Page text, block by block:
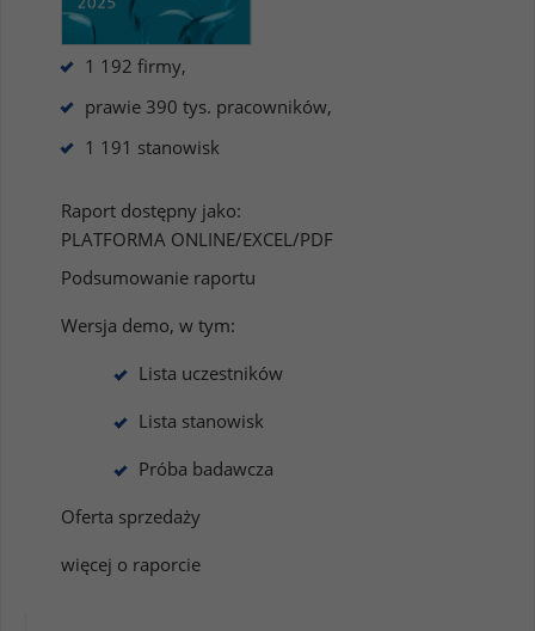
1 192 firmy,
prawie 390 tys. pracowników,
1 191 stanowisk
Raport dostępny jako:
PLATFORMA ONLINE/EXCEL/PDF
Podsumowanie raportu
Wersja demo, w tym:
Lista uczestników
Lista stanowisk
Próba badawcza
Oferta sprzedaży
więcej o raporcie